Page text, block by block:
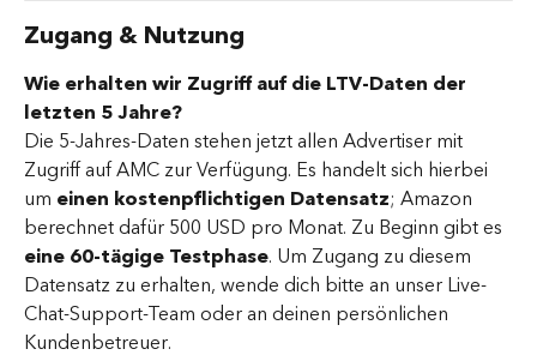
Zugang & Nutzung
Wie erhalten wir Zugriff auf die LTV-Daten der
letzten 5 Jahre?
Die 5-Jahres-Daten stehen jetzt allen Advertiser mit
Zugriff auf AMC zur Verfügung. Es handelt sich hierbei
um einen kostenpflichtigen Datensatz; Amazon
berechnet dafür 500 USD pro Monat. Zu Beginn gibt es
eine 60-tägige Testphase. Um Zugang zu diesem
Datensatz zu erhalten, wende dich bitte an unser Live-
Chat-Support-Team oder an deinen persönlichen
Kundenbetreuer.